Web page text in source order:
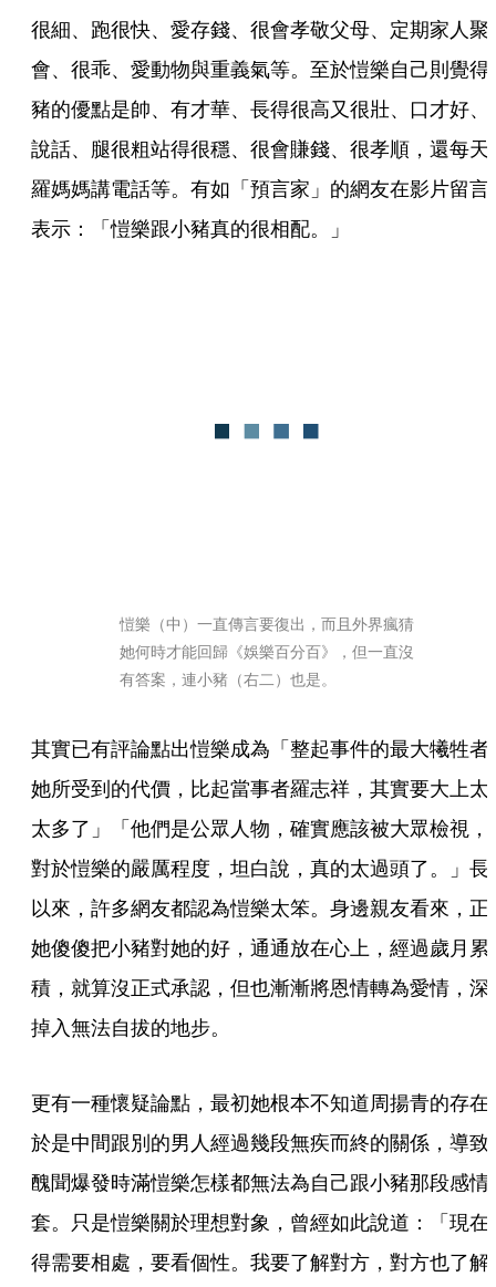
很細、跑很快、愛存錢、很會孝敬父母、定期家人聚
會、很乖、愛動物與重義氣等。至於愷樂自己則覺得
豬的優點是帥、有才華、長得很高又很壯、口才好、
說話、腿很粗站得很穩、很會賺錢、很孝順，還每天
羅媽媽講電話等。有如「預言家」的網友在影片留言
表示：「愷樂跟小豬真的很相配。」
愷樂（中）一直傳言要復出，而且外界瘋猜
她何時才能回歸《娛樂百分百》，但一直沒
有答案，連小豬（右二）也是。
其實已有評論點出愷樂成為「整起事件的最大犧牲者
她所受到的代價，比起當事者羅志祥，其實要大上太
太多了」「他們是公眾人物，確實應該被大眾檢視，
對於愷樂的嚴厲程度，坦白說，真的太過頭了。」長
以來，許多網友都認為愷樂太笨。身邊親友看來，正
她傻傻把小豬對她的好，通通放在心上，經過歲月累
積，就算沒正式承認，但也漸漸將恩情轉為愛情，深
掉入無法自拔的地步。
更有一種懷疑論點，最初她根本不知道周揚青的存在
於是中間跟別的男人經過幾段無疾而終的關係，導致
醜聞爆發時滿愷樂怎樣都無法為自己跟小豬那段感情
套。只是愷樂關於理想對象，曾經如此說道：「現在
得需要相處，要看個性。我要了解對方，對方也了解